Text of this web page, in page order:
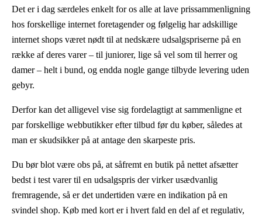
Det er i dag særdeles enkelt for os alle at lave prissammenligning
hos forskellige internet foretagender og følgelig har adskillige
internet shops været nødt til at nedskære udsalgspriserne på en
række af deres varer – til juniorer, lige så vel som til herrer og
damer – helt i bund, og endda nogle gange tilbyde levering uden
gebyr.
Derfor kan det alligevel vise sig fordelagtigt at sammenligne et
par forskellige webbutikker efter tilbud før du køber, således at
man er skudsikker på at antage den skarpeste pris.
Du bør blot være obs på, at såfremt en butik på nettet afsætter
bedst i test varer til en udsalgspris der virker usædvanlig
fremragende, så er det undertiden være en indikation på en
svindel shop. Køb med kort er i hvert fald en del af et regulativ,